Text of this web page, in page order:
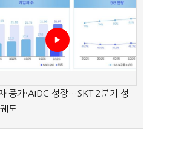
증가·AIDC 성장…SKT 2분기 성
도